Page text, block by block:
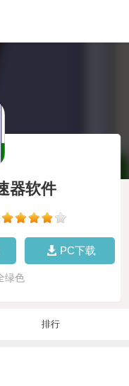
器软件
PC下载
绿色
排行